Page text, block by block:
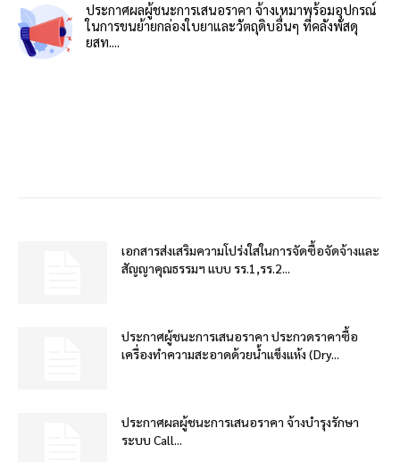
ประกาศผลผู้ชนะการเสนอราคา จ้างเหมาพร้อมอุปกรณ์
ในการขนย้ายกล่องใบยาและวัตถุดิบอื่นๆ ที่คลังพัสดุ
ยสท....
เอกสารส่งเสริมความโปร่งใสในการจัดซื้อจัดจ้างและ
สัญญาคุณธรรมฯ แบบ รร.1,รร.2...
ประกาศผู้ชนะการเสนอราคา ประกวดราคาซื้อ
เครื่องทำความสะอาดด้วยน้ำแข็งแห้ง (Dry...
ประกาศผลผู้ชนะการเสนอราคา จ้างบำรุงรักษา
ระบบ Call...